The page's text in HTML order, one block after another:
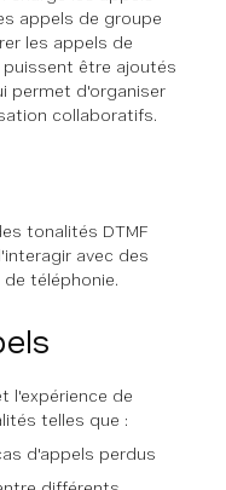
appels de groupe
les appels de
être ajoutés
permet d'organiser
collaboratifs.
tonalités DTMF
avec des
téléphonie.
l'expérience de
telles que :
d'appels perdus